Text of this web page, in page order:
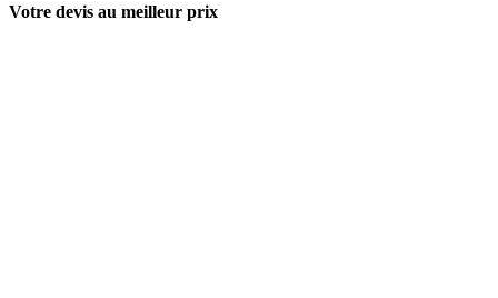
Votre devis au meilleur prix